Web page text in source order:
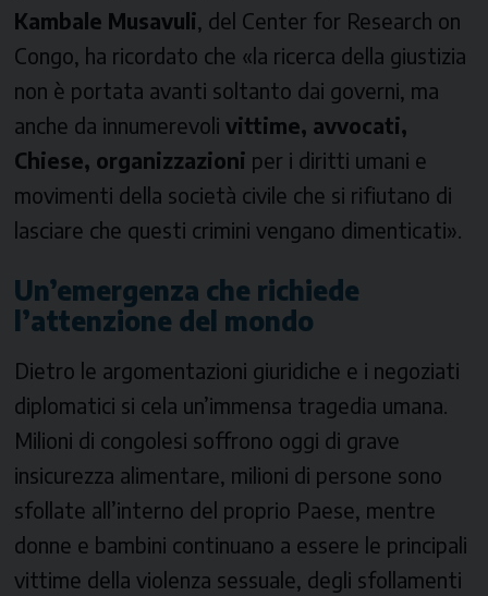
Kambale Musavuli , del Center for Research on
Congo , ha ricordato che «la ricerca della giustizia
non è portata avanti soltanto dai governi, ma
anche da innumerevolivittime, avvocati,
Chiese, organizzazioni per i diritti umani e
movimenti della società civile che si rifiutano di
lasciare che questi crimini vengano dimenticati».
Un’emergenza che richiede
l’attenzione del mondo
Dietro le argomentazioni giuridiche e i negoziati
diplomatici si cela un’immensa tragedia umana.
Milioni di congolesi soffrono oggi di grave
insicurezza alimentare, milioni di persone sono
sfollate all’interno del proprio Paese, mentre
donne e bambini continuano a essere le principali
vittime della violenza sessuale, degli sfollamenti